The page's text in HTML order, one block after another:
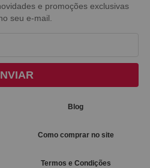
e promoções exclusivas
seu e-mail.
Blog
Como comprar no site
Termos e Condições